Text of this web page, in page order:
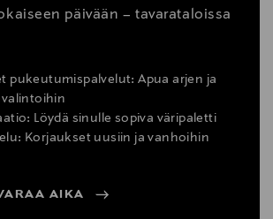
päivään – tavarataloissa
pukeutumispalvelut: Apua arjen ja
Löydä sinulle sopiva väripaletti
Korjaukset uusiin ja vanhoihin
AIKA